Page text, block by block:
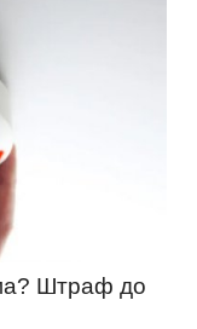
Штраф до